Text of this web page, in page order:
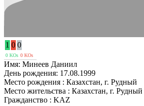
1 0 0
0 KOs 0 KOs
Имя: Минеев Даниил
День рождения: 17.08.1999
Место рождения : Казахстан, г. Рудный
Место жительства : Казахстан, г. Рудный
Гражданство : KAZ